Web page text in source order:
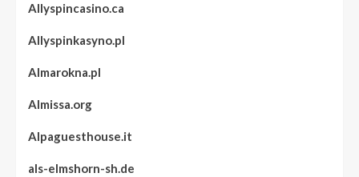
Allyspincasino.ca
Allyspinkasyno.pl
Almarokna.pl
Almissa.org
Alpaguesthouse.it
als-elmshorn-sh.de